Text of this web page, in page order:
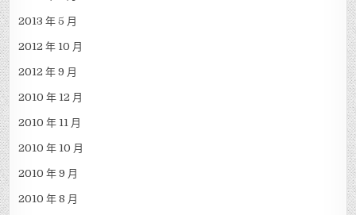
2013 年 5 月
2012 年 10 月
2012 年 9 月
2010 年 12 月
2010 年 11 月
2010 年 10 月
2010 年 9 月
2010 年 8 月